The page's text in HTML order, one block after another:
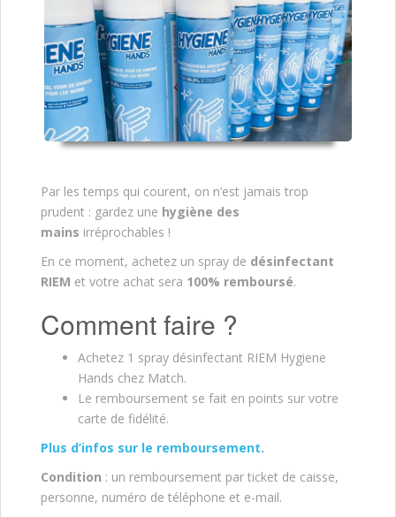
Par les temps qui courent, on n’est jamais trop
prudent : gardez une hygiène des
mains irréprochables !
En ce moment, achetez un spray de désinfectant
RIEM et votre achat sera 100% remboursé.
Comment faire ?
Achetez 1 spray désinfectant RIEM Hygiene
Hands chez Match.
Le remboursement se fait en points sur votre
carte de fidélité.
Plus d’infos sur le remboursement.
Condition : un remboursement par ticket de caisse,
personne, numéro de téléphone et e-mail.